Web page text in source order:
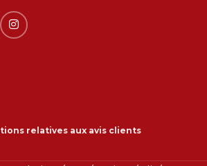
relatives aux avis clients